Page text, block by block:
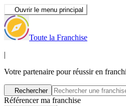
Ouvrir le menu principal
Toute la Franchise
|
Votre partenaire pour réussir en
Rechercher
Référencer ma franchise